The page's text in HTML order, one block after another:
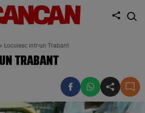
» Locuiesc intr-un Trabant
TRABANT